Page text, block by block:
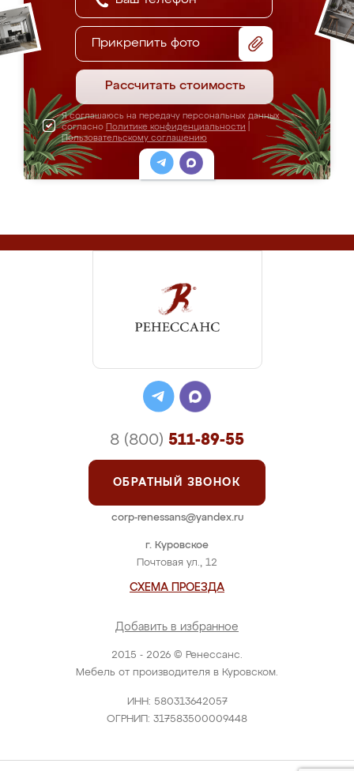
Прикрепить фото
Рассчитать стоимость
Я соглашаюсь на передачу персональных данных
согласно Политике конфиденциальности
Пользовательскому соглашению
2015 - 2026 © Ренессанс.
Мебель от производителя в Куровском.
ИНН: 580313642057
ОГРНИП: 317583500009448
г. Куровское
Почтовая ул., 12
СХЕМА ПРОЕЗДА
Добавить в избранное
8 (800) 511-89-55
ОБРАТНЫЙ ЗВОНОК
corp-renessans@yandex.ru